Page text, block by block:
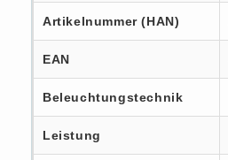
Artikelnummer (HAN)
EAN
Beleuchtungstechnik
Leistung